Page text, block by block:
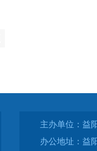
主办单位：益
办公地址：益